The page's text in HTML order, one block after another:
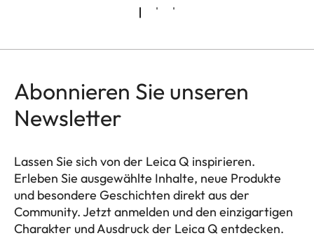
Abonnieren Sie unseren
Newsletter
Lassen Sie sich von der Leica Q inspirieren.
Erleben Sie ausgewählte Inhalte, neue Produkte
und besondere Geschichten direkt aus der
Community. Jetzt anmelden und den einzigartigen
Charakter und Ausdruck der Leica Q entdecken.